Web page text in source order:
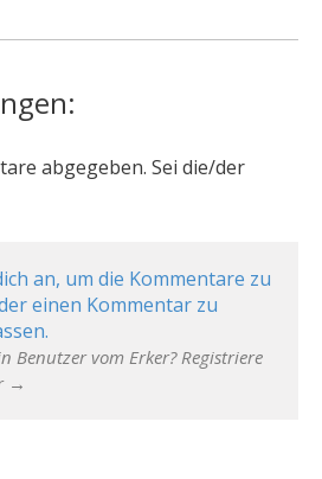
abgegeben. Sei die/der
an, um die Kommentare zu
einen Kommentar zu
Benutzer vom Erker? Registriere
→